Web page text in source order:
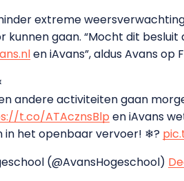
extreme
kunnen gaan. “Mocht dit
en iAvans”, aldus Avans
andere activiteiten gaan
t.co/ATAcznsBlp en iAvans
in het openbaar vervoer! ❄?️
(@AvansHogeschool)